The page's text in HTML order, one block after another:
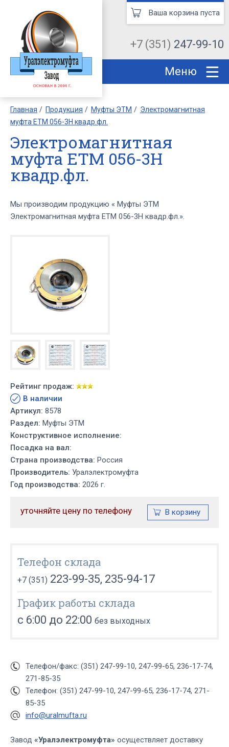
+7 (351) 247-99-10
Ваша корзина пуста
Меню
Главная Продукция Муфты ЭТМ
Электромагнитная
муфта ЕТМ 056-3Н квадр.фл.
Электромагнитная
муфта ЕТМ 056-3Н
квадр.фл.
Мы производим продукцию « Муфты ЭТМ
Электромагнитная муфта ЕТМ 056-3Н квадр.фл.».
Рейтинг продаж:
В наличии
Артикул: 8578
Раздел: Муфты ЭТМ
Конструктивное исполнение:
Посадка на вал:
Страна производства: Россия
Производитель: Уралэлектромуфта
Год производства: 2026 г.
уточняйте цену по телефону
Телефон склада
+7 (351) 223-99-35, 235-94-17
График работы склада
с 6:00 до 22:00 без выходных
Телефон/факс: (351) 247-99-10, 247-99-65, 236-17-74,
271-85-35
Телефон: (351) 247-99-10, 247-99-65, 236-17-74, 271-
85-35
info@uralmufta.ru
Завод «Уралэлектромуфта» осуществляет доставку